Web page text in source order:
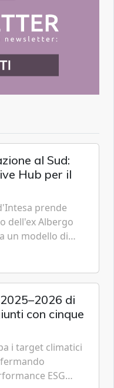
al Sud:
Hub per il
prende
dell'ex Albergo
un modello di
e a una rete di
di
con cinque
i target climatici
ESG